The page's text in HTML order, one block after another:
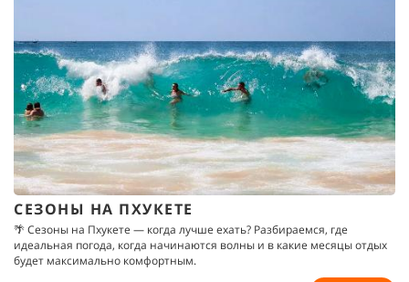
СЕЗОНЫ НА ПХУКЕТЕ
🌴 Сезоны на Пхукете — когда лучше ехать? Разбираемся, где
идеальная погода, когда начинаются волны и в какие месяцы отдых
будет максимально комфортным.